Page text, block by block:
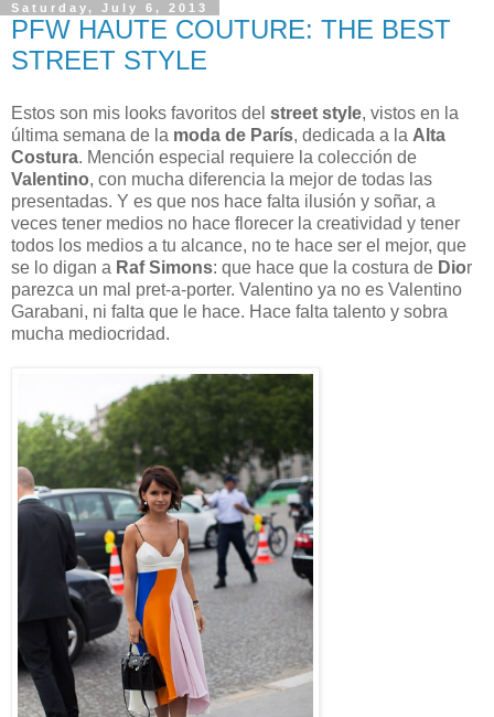
Saturday, July 6, 2013
PFW HAUTE COUTURE: THE BEST
STREET STYLE
Estos son mis looks favoritos del street style, vistos en la
última semana de la moda de París, dedicada a la Alta
Costura. Mención especial requiere la colección de
Valentino, con mucha diferencia la mejor de todas las
presentadas. Y es que nos hace falta ilusión y soñar, a
veces tener medios no hace florecer la creatividad y tener
todos los medios a tu alcance, no te hace ser el mejor, que
se lo digan a Raf Simons: que hace que la costura de Dior
parezca un mal pret-a-porter. Valentino ya no es Valentino
Garabani, ni falta que le hace. Hace falta talento y sobra
mucha mediocridad.